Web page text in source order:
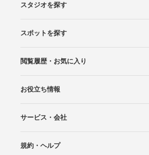
スタジオを探す
エリアから探す
こだわりから探す
NEW PHOTO STYLE
プランから探す
フォトタイプ診断
フォトグラファーから探す
国内リゾートから探す
スポットを探す
ロケーションから探す
スタジオから探す
閲覧履歴・お気に入り
閲覧スタジオ
お気に入り
お役立ち情報
Wedding Photo マガジン
はじめてガイド
サービス・会社
Photoraitとは
スタジオの掲載について
お問い合わせ
運営会社
サイトマップ
規約・ヘルプ